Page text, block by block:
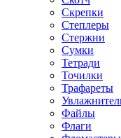
Скрепки
Степлеры
Стержни
Сумки
Тетради
Точилки
Трафареты
Файлы
Флаги